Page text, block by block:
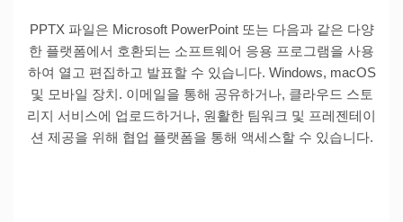
PPTX 파일은 Microsoft PowerPoint 또는 다음과 같은 다양
한 플랫폼에서 호환되는 소프트웨어 응용 프로그램을 사용
하여 열고 편집하고 발표할 수 있습니다. Windows, macOS
및 모바일 장치. 이메일을 통해 공유하거나, 클라우드 스토
리지 서비스에 업로드하거나, 원활한 팀워크 및 프레젠테이
션 제공을 위해 협업 플랫폼을 통해 액세스할 수 있습니다.